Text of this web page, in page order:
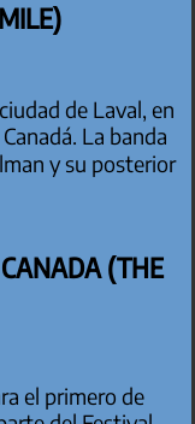
de Laval, en
La banda
y su posterior
CANADA (THE
el primero de